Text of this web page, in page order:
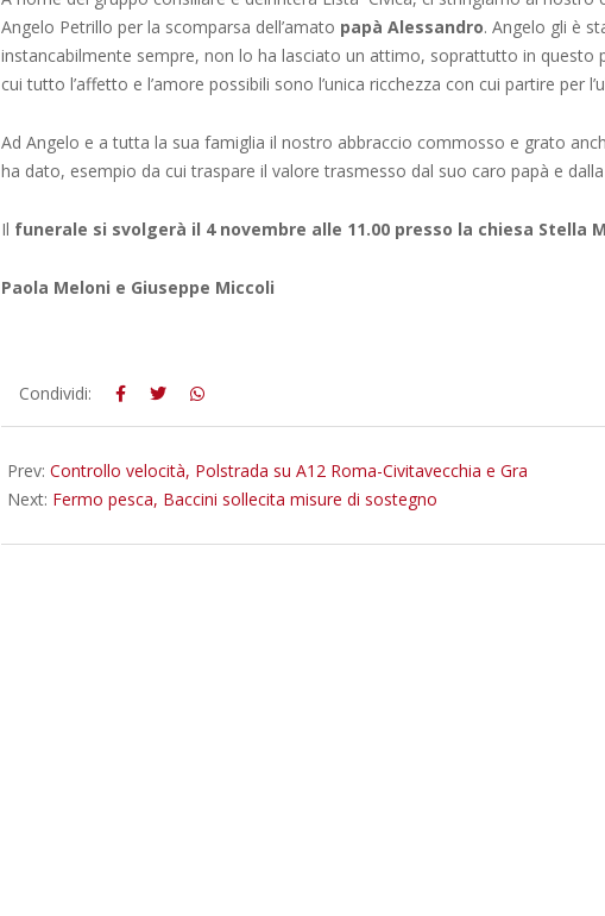
Angelo Petrillo per la scomparsa dell’amato papà Alessandro. Angelo gli è
instancabilmente sempre, non lo ha lasciato un attimo, soprattutto in questo
cui tutto l’affetto e l’amore possibili sono l’unica ricchezza con cui partire per
Ad Angelo e a tutta la sua famiglia il nostro abbraccio commosso e grato
ha dato, esempio da cui traspare il valore trasmesso dal suo caro papà e
Il funerale si svolgerà il 4 novembre alle 11.00 presso la chiesa Stella
Paola Meloni e Giuseppe Miccoli
2025-
11-
Condividi:
Prev: Controllo velocità, Polstrada su A12 Roma-Civitavecchia e Gra
Next: Fermo pesca, Baccini sollecita misure di sostegno